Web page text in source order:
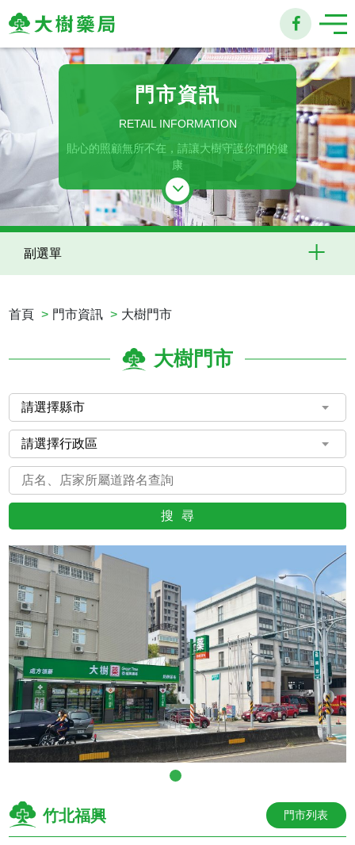
大
樹
連
鎖
藥
局
門市資訊
RETAIL INFORMATION
貼心的照顧無所不在，請讓大樹守護你們的健
康
副選單
首頁 門市資訊 大樹門市
大樹門市
搜尋
竹北福興 門市列表